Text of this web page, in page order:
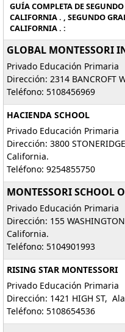
GUÍA COMPLETA DE
CALIFORNIA . , SEGUNDO
CALIFORNIA . :
GLOBAL MONTESSORI
Privado Educación Primaria
Dirección: 2314 BANCROFT
Teléfono: 5108456969
HACIENDA SCHOOL
Privado Educación Primaria
Dirección: 3800
California.
Teléfono: 9254855750
MONTESSORI SCHOOL
Privado Educación Primaria
Dirección: 155
California.
Teléfono: 5104901993
RISING STAR MONTESSORI
Privado Educación Primaria
Dirección: 1421 HIGH ST,
Teléfono: 5108654536